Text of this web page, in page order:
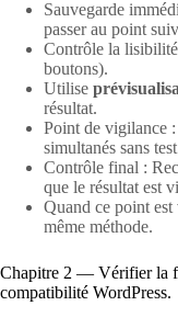
Sauvegarde
passer au point
Contrôle la
boutons).
Utilise
résultat.
Point de vigilance
simultanés sans
Contrôle final :
que le résultat est
Quand ce point est
même méthode.
Chapitre 2 — Vérifier la
compatibilité WordPress.